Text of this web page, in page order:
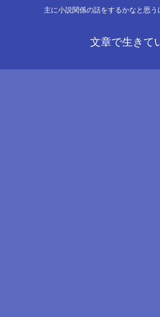
主に小説関係の話をするかなと思う
文章で生きて